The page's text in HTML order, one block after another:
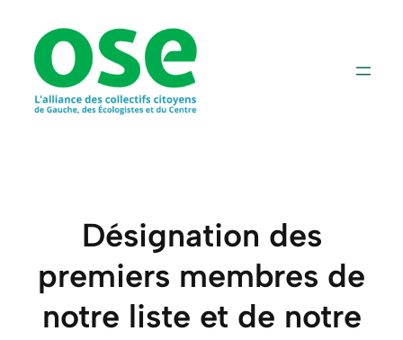
contenu
Désignation des
premiers membres de
notre liste et de notre